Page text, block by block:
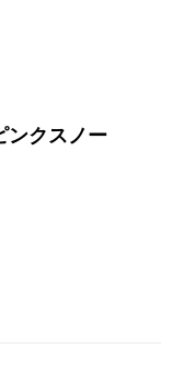
ンクスノー